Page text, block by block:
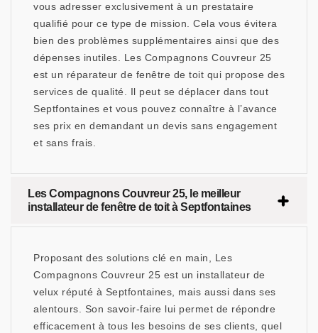
vous adresser exclusivement à un prestataire
qualifié pour ce type de mission. Cela vous évitera
bien des problèmes supplémentaires ainsi que des
dépenses inutiles. Les Compagnons Couvreur 25
est un réparateur de fenêtre de toit qui propose des
services de qualité. Il peut se déplacer dans tout
Septfontaines et vous pouvez connaître à l’avance
ses prix en demandant un devis sans engagement
et sans frais.
Les Compagnons Couvreur 25, le meilleur
installateur de fenêtre de toit à Septfontaines
Proposant des solutions clé en main, Les
Compagnons Couvreur 25 est un installateur de
velux réputé à Septfontaines, mais aussi dans ses
alentours. Son savoir-faire lui permet de répondre
efficacement à tous les besoins de ses clients, quel